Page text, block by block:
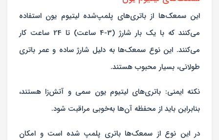
این سمعک‌ها از باتری‌های پلمپ‌شده لیتیوم یون استفاده
می‌کنند که با یک بار شارژ (3-4 ساعت) تا 24 ساعت کار
می‌کنند. این نوع سمعک‌ها به دلیل شارژ ساده و عمر باتری
طولانی، بسیار محبوب هستند.
نکته ایمنی: باتری‌های لیتیوم یون سمی و آتش‌زا هستند،
بنابراین باید از محفظه آن‌ها به‌خوبی مراقبت شود.
در این نوع از سمعک‌ها باتری پلمپ شده است و امکان